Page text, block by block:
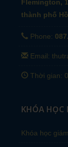
Flemington,
thành phố
Phone:
Email:
Thời gian:
KHÓA HỌC
Khóa học